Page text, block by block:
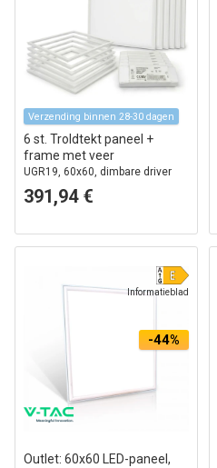
Verzending binnen 28-30 dagen
6 st. Troldtekt paneel +
frame met veer
UGR19, 60x60, dimbare driver
391,94 €
Informatieblad
-44%
Outlet: 60x60 LED-paneel,